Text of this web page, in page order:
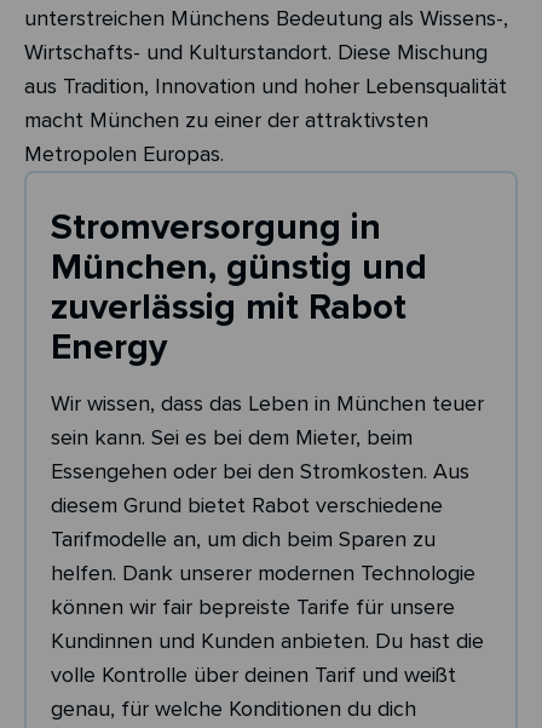
unterstreichen Münchens Bedeutung als Wissens-,
Wirtschafts- und Kulturstandort. Diese Mischung
aus Tradition, Innovation und hoher Lebensqualität
macht München zu einer der attraktivsten
Metropolen Europas.
Stromversorgung in
München, günstig und
zuverlässig mit Rabot
Energy
Wir wissen, dass das Leben in München teuer
sein kann. Sei es bei dem Mieter, beim
Essengehen oder bei den Stromkosten. Aus
diesem Grund bietet Rabot verschiedene
Tarifmodelle an, um dich beim Sparen zu
helfen. Dank unserer modernen Technologie
können wir fair bepreiste Tarife für unsere
Kundinnen und Kunden anbieten. Du hast die
volle Kontrolle über deinen Tarif und weißt
genau, für welche Konditionen du dich